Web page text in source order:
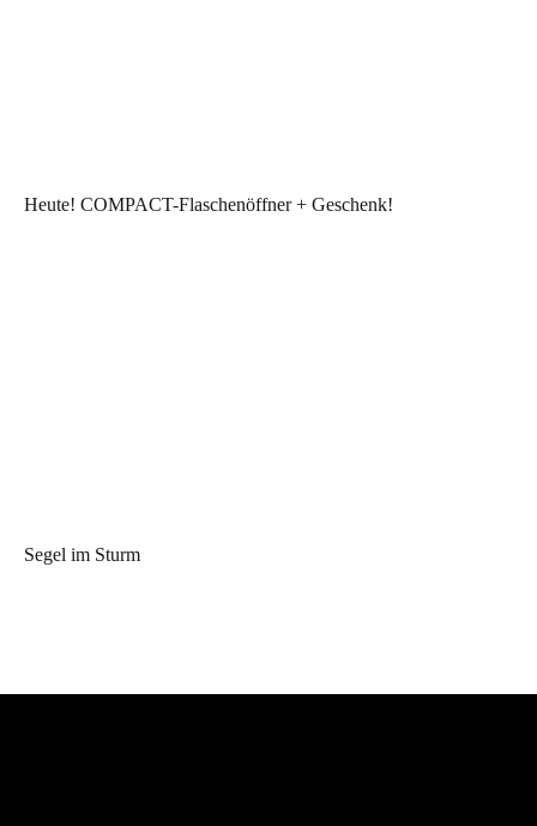
Heute! COMPACT-Flaschenöffner + Geschenk!
Segel im Sturm